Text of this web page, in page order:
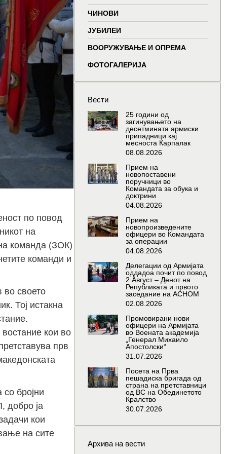
windowwindowwindow
по повод
на
команда (ЗОК)
команди и
во своето
Тој истакна
кои во
прв
бројни
добро ја
кои
на сите
ЧИНОВИ
ЈУБИЛЕИ
ВООРУЖУВАЊЕ И ОПРЕМА
ФОТОГАЛЕРИЈА
Вести
25 години од
загинувањето на
десетмината армиски
припадници кај
месноста Карпалак
08.08.2026
Прием на
новопоставени
поручници во
Командата за обука и
доктрини
04.08.2026
Прием на
новопроизведените
офицери во Командата
за операции
04.08.2026
Делегации од Армијата
оддадоа почит по повод
2 Август – Денот на
Републиката и првото
заседание на АСНОМ
02.08.2026
Промовирани нови
офицери на Армијата
во Воената академија
„Генерал Михаило
Апостолски“
31.07.2026
Посета на Прва
пешадиска бригада од
страна на претставници
од ВС на Обединетото
Кралство
30.07.2026
Архива на вести